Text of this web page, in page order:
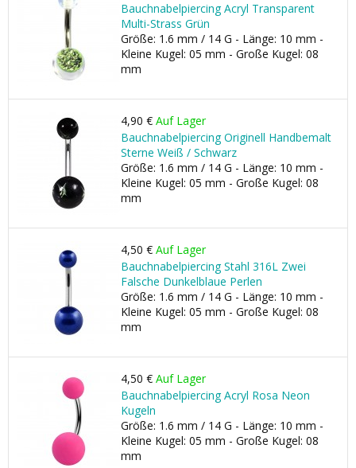
Bauchnabelpiercing Acryl Transparent
Multi-Strass Grün
Größe: 1.6 mm / 14 G - Länge: 10 mm -
Kleine Kugel: 05 mm - Große Kugel: 08
mm
4,90 € Auf Lager
Bauchnabelpiercing Originell Handbemalt
Sterne Weiß / Schwarz
Größe: 1.6 mm / 14 G - Länge: 10 mm -
Kleine Kugel: 05 mm - Große Kugel: 08
mm
4,50 € Auf Lager
Bauchnabelpiercing Stahl 316L Zwei
Falsche Dunkelblaue Perlen
Größe: 1.6 mm / 14 G - Länge: 10 mm -
Kleine Kugel: 05 mm - Große Kugel: 08
mm
4,50 € Auf Lager
Bauchnabelpiercing Acryl Rosa Neon
Kugeln
Größe: 1.6 mm / 14 G - Länge: 10 mm -
Kleine Kugel: 05 mm - Große Kugel: 08
mm